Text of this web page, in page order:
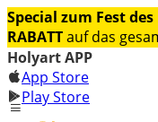
Special zum Fest
RABATTauf das
Holyart APP
App Store
Play Store